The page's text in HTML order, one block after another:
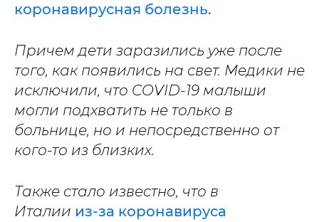
коронавирусная болезнь.
Причем дети заразились уже после
того, как появились на свет. Медики не
исключили, что COVID-19 малыши
могли подхватить не только в
больнице, но и непосредственно от
кого-то из близких.
Также стало известно, что в
Италии из-за коронавируса